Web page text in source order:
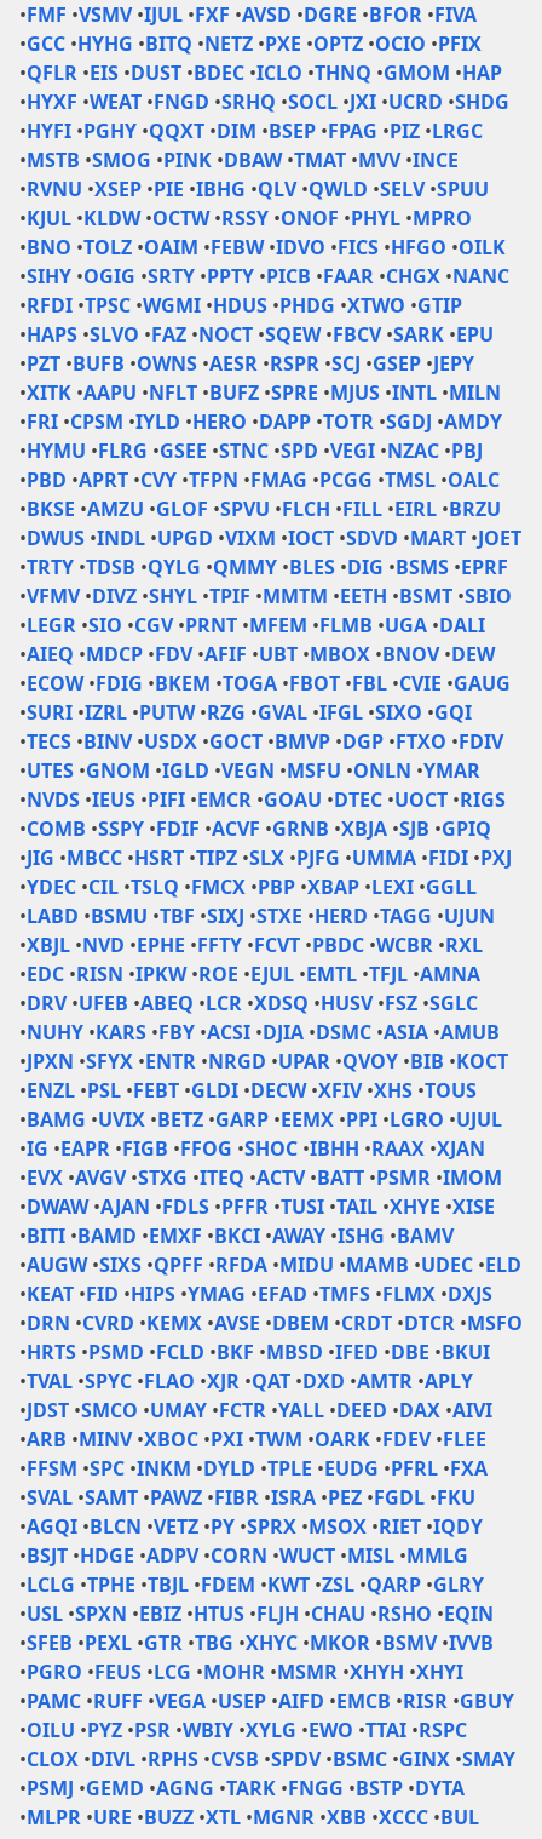
•FMF •VSMV •IJUL •FXF •AVSD •DGRE •BFOR •FIVA
•GCC •HYHG •BITQ •NETZ •PXE •OPTZ •OCIO •PFIX
•QFLR •EIS •DUST •BDEC •ICLO •THNQ •GMOM •HAP
•HYXF •WEAT •FNGD •SRHQ •SOCL •JXI •UCRD •SHDG
•HYFI •PGHY •QQXT •DIM •BSEP •FPAG •PIZ •LRGC
•MSTB •SMOG •PINK •DBAW •TMAT •MVV •INCE
•RVNU •XSEP •PIE •IBHG •QLV •QWLD •SELV •SPUU
•KJUL •KLDW •OCTW •RSSY •ONOF •PHYL •MPRO
•BNO •TOLZ •OAIM •FEBW •IDVO •FICS •HFGO •OILK
•SIHY •OGIG •SRTY •PPTY •PICB •FAAR •CHGX •NANC
•RFDI •TPSC •WGMI •HDUS •PHDG •XTWO •GTIP
•HAPS •SLVO •FAZ •NOCT •SQEW •FBCV •SARK •EPU
•PZT •BUFB •OWNS •AESR •RSPR •SCJ •GSEP •JEPY
•XITK •AAPU •NFLT •BUFZ •SPRE •MJUS •INTL •MILN
•FRI •CPSM •IYLD •HERO •DAPP •TOTR •SGDJ •AMDY
•HYMU •FLRG •GSEE •STNC •SPD •VEGI •NZAC •PBJ
•PBD •APRT •CVY •TFPN •FMAG •PCGG •TMSL •OALC
•BKSE •AMZU •GLOF •SPVU •FLCH •FILL •EIRL •BRZU
•DWUS •INDL •UPGD •VIXM •IOCT •SDVD •MART •JOET
•TRTY •TDSB •QYLG •QMMY •BLES •DIG •BSMS •EPRF
•VFMV •DIVZ •SHYL •TPIF •MMTM •EETH •BSMT •SBIO
•LEGR •SIO •CGV •PRNT •MFEM •FLMB •UGA •DALI
•AIEQ •MDCP •FDV •AFIF •UBT •MBOX •BNOV •DEW
•ECOW •FDIG •BKEM •TOGA •FBOT •FBL •CVIE •GAUG
•SURI •IZRL •PUTW •RZG •GVAL •IFGL •SIXO •GQI
•TECS •BINV •USDX •GOCT •BMVP •DGP •FTXO •FDIV
•UTES •GNOM •IGLD •VEGN •MSFU •ONLN •YMAR
•NVDS •IEUS •PIFI •EMCR •GOAU •DTEC •UOCT •RIGS
•COMB •SSPY •FDIF •ACVF •GRNB •XBJA •SJB •GPIQ
•JIG •MBCC •HSRT •TIPZ •SLX •PJFG •UMMA •FIDI •PXJ
•YDEC •CIL •TSLQ •FMCX •PBP •XBAP •LEXI •GGLL
•LABD •BSMU •TBF •SIXJ •STXE •HERD •TAGG •UJUN
•XBJL •NVD •EPHE •FFTY •FCVT •PBDC •WCBR •RXL
•EDC •RISN •IPKW •ROE •EJUL •EMTL •TFJL •AMNA
•DRV •UFEB •ABEQ •LCR •XDSQ •HUSV •FSZ •SGLC
•NUHY •KARS •FBY •ACSI •DJIA •DSMC •ASIA •AMUB
•JPXN •SFYX •ENTR •NRGD •UPAR •QVOY •BIB •KOCT
•ENZL •PSL •FEBT •GLDI •DECW •XFIV •XHS •TOUS
•BAMG •UVIX •BETZ •GARP •EEMX •PPI •LGRO •UJUL
•IG •EAPR •FIGB •FFOG •SHOC •IBHH •RAAX •XJAN
•EVX •AVGV •STXG •ITEQ •ACTV •BATT •PSMR •IMOM
•DWAW •AJAN •FDLS •PFFR •TUSI •TAIL •XHYE •XISE
•BITI •BAMD •EMXF •BKCI •AWAY •ISHG •BAMV
•AUGW •SIXS •QPFF •RFDA •MIDU •MAMB •UDEC •ELD
•KEAT •FID •HIPS •YMAG •EFAD •TMFS •FLMX •DXJS
•DRN •CVRD •KEMX •AVSE •DBEM •CRDT •DTCR •MSFO
•HRTS •PSMD •FCLD •BKF •MBSD •IFED •DBE •BKUI
•TVAL •SPYC •FLAO •XJR •QAT •DXD •AMTR •APLY
•JDST •SMCO •UMAY •FCTR •YALL •DEED •DAX •AIVI
•ARB •MINV •XBOC •PXI •TWM •OARK •FDEV •FLEE
•FFSM •SPC •INKM •DYLD •TPLE •EUDG •PFRL •FXA
•SVAL •SAMT •PAWZ •FIBR •ISRA •PEZ •FGDL •FKU
•AGQI •BLCN •VETZ •PY •SPRX •MSOX •RIET •IQDY
•BSJT •HDGE •ADPV •CORN •WUCT •MISL •MMLG
•LCLG •TPHE •TBJL •FDEM •KWT •ZSL •QARP •GLRY
•USL •SPXN •EBIZ •HTUS •FLJH •CHAU •RSHO •EQIN
•SFEB •PEXL •GTR •TBG •XHYC •MKOR •BSMV •IVVB
•PGRO •FEUS •LCG •MOHR •MSMR •XHYH •XHYI
•PAMC •RUFF •VEGA •USEP •AIFD •EMCB •RISR •GBUY
•OILU •PYZ •PSR •WBIY •XYLG •EWO •TTAI •RSPC
•CLOX •DIVL •RPHS •CVSB •SPDV •BSMC •GINX •SMAY
•PSMJ •GEMD •AGNG •TARK •FNGG •BSTP •DYTA
•MLPR •URE •BUZZ •XTL •MGNR •XBB •XCCC •BUL